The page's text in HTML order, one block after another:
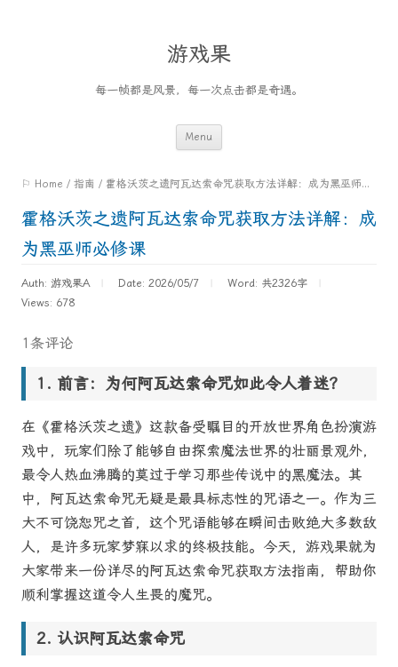
游戏果
每一帧都是风景，每一次点击都是奇遇。
Menu
content
⚐ Home / 指南 / 霍格沃茨之遗阿瓦达索命咒获取方法详解：成为黑巫师必修课
霍格沃茨之遗阿瓦达索命咒获取方法详解：成
为黑巫师必修课
Auth: 游戏果A Date: 2026/05/7 Word: 共2326字
Views: 678
1条评论
前言：为何阿瓦达索命咒如此令人着迷？
在《霍格沃茨之遗》这款备受瞩目的开放世界角色扮演游
戏中，玩家们除了能够自由探索魔法世界的壮丽景观外，
最令人热血沸腾的莫过于学习那些传说中的黑魔法。其
中，阿瓦达索命咒无疑是最具标志性的咒语之一。作为三
大不可饶恕咒之首，这个咒语能够在瞬间击败绝大多数敌
人，是许多玩家梦寐以求的终极技能。今天，游戏果就为
大家带来一份详尽的阿瓦达索命咒获取方法指南，帮助你
顺利掌握这道令人生畏的魔咒。
认识阿瓦达索命咒